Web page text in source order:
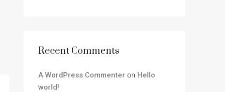
Recent Comments
A WordPress Commenter on Hello
world!